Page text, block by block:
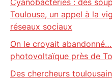
Cyanobactéries : des
Toulouse, un appel à la
réseaux sociaux
On le croyait
photovoltaïque près de
Des chercheurs